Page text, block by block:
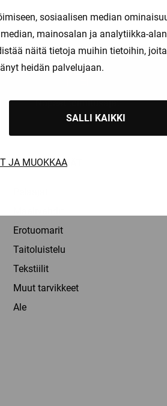
sosiaalisen median
mainosalan ja analytiikka-
näitä tietoja muihin tietoihin,
heidän palvelujaan.
SALLI KAIKKI
JA MUOKKAA
Nopeat toimitusajat
TUOTERYHMÄT
Erotuomarit
Taitoluistelu
Tekstiilit
Muut tarvikkeet
Ale